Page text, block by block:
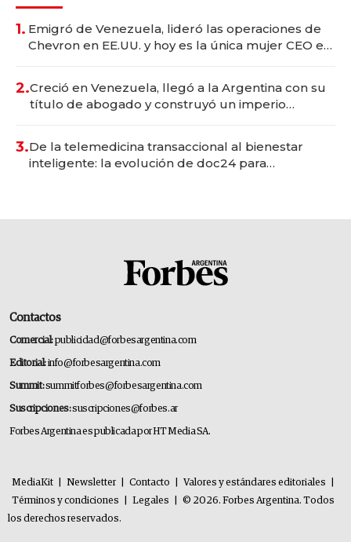
1. Emigró de Venezuela, lideró las operaciones de
Chevron en EE.UU. y hoy es la única mujer CEO en
2.Creció en Venezuela, llegó a la Argentina con su
título de abogado y construyó un imperio
3.De la telemedicina transaccional al bienestar
inteligente: la evolución de doc24 para
Contactos
Comercial:publicidad@forbesargentina.com
Editorial:info@forbesargentina.com
Summit:summitforbes@forbesargentina.com
Suscripciones:suscripciones@forbes.ar
Forbes Argentina es publicada por HT Media SA.
MediaKit Newsletter Contacto Valores y estándares editoriales
Términos y condiciones
Legales
© 2026. Forbes Argentina. Todos
los derechos reservados.